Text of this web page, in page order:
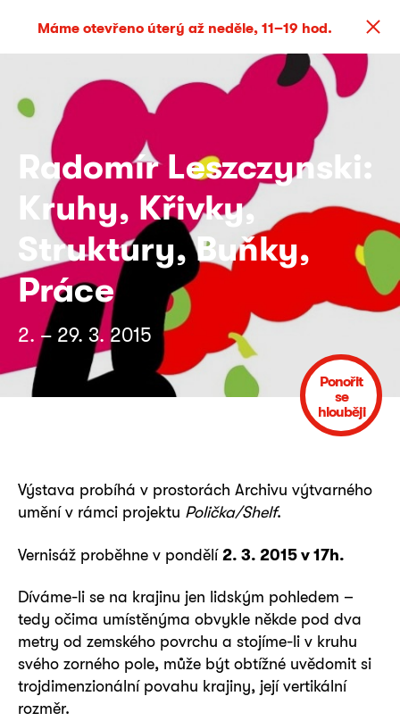
Máme otevřeno úterý až neděle, 11–19 hod.
Radomír Leszczynski:
Kruhy, Křivky,
Struktury, Buňky,
Práce
2. – 29. 3. 2015
Ponořit
se
hlouběji
Výstava probíhá v prostorách Archivu výtvarného
umění v rámci projektu Polička/Shelf.
Vernisáž proběhne v pondělí2. 3. 2015 v 17h.
Díváme-li se na krajinu jen lidským pohledem –
tedy očima umístěnýma obvykle někde pod dva
metry od zemského povrchu a stojíme-li v kruhu
svého zorného pole, může být obtížné uvědomit si
trojdimenzionální povahu krajiny, její vertikální
rozměr.